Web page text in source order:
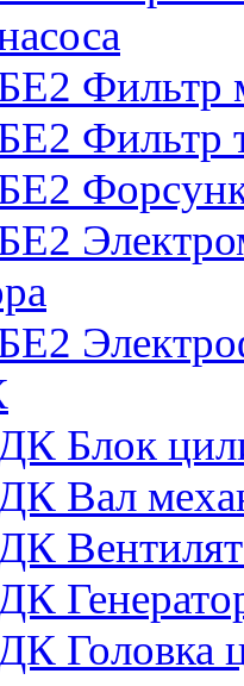
Фильтр
Фильтр
Блок
Вал
Головка